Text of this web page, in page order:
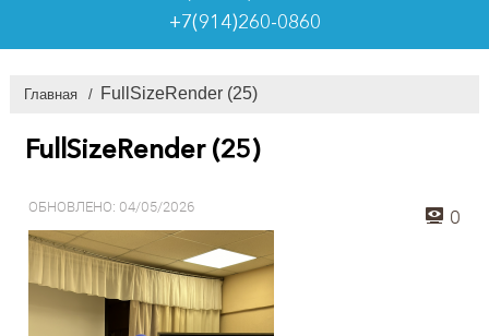
+7(914)260-0860
Главная / FullSizeRender (25)
FullSizeRender (25)
ОБНОВЛЕНО: 04/05/2026 0